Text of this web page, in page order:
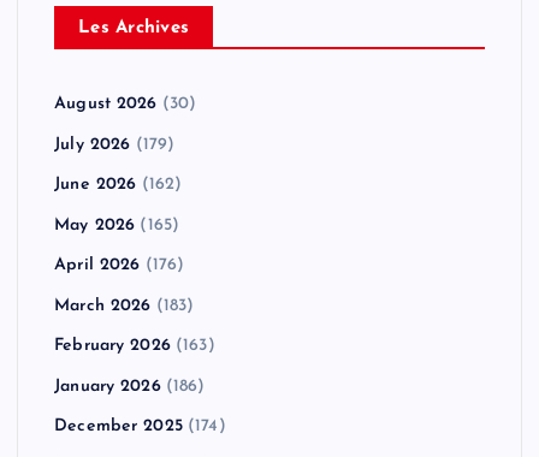
Les Archives
August 2026 (30)
July 2026 (179)
June 2026 (162)
May 2026 (165)
April 2026 (176)
March 2026 (183)
February 2026(163)
January 2026(186)
December 2025(174)